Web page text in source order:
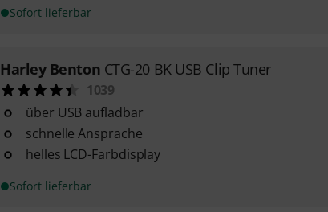
Sofort lieferbar
Harley Benton CTG-20 BK USB Clip Tuner
1039
über USB aufladbar
schnelle Ansprache
helles LCD-Farbdisplay
Sofort lieferbar